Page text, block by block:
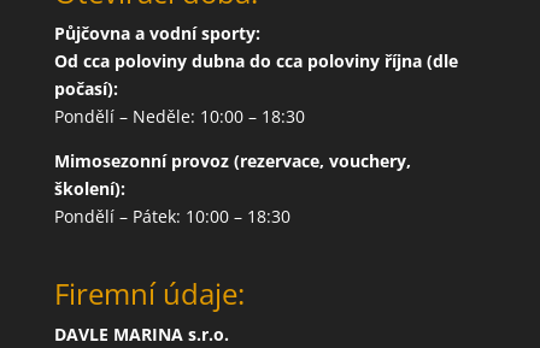
Půjčovna a vodní sporty:
Od cca poloviny dubna do cca poloviny října (dle
počasí):
Pondělí – Neděle: 10:00 – 18:30
Mimosezonní provoz (rezervace, vouchery,
školení):
Pondělí – Pátek: 10:00 – 18:30
Firemní údaje:
DAVLE MARINA s.r.o.